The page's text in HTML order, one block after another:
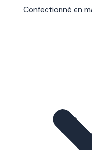
Confectionné en